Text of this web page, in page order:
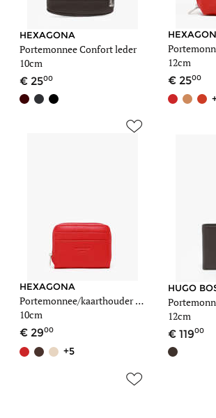
HEXAGONA
Portemonnee Confort leder
10cm
2500
12cm
2500
HEXAGONA
Portemonnee/kaarthouder Confort leder
10cm
2900
+5
HUGO
12cm
11900